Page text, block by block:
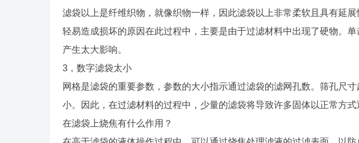
滤袋以上是纤维织物，就像织物一样，因此滤袋以上非常柔软且具有延
轻易造成损坏的原因在此过程中，主要是由于过滤材料中出现了硬物。
产生太大影响。
3，数字滤袋太小
网格是滤袋的重要参数，参数的大小指示通过滤袋的滤网孔数。筛孔尺
小。因此，在过滤材料的过程中，少量的滤袋将导致许多固体以正常方
在滤袋上烧焦有什么作用？